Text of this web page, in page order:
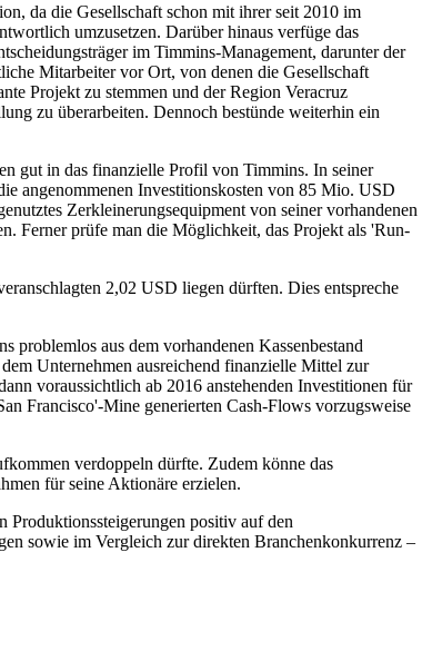
da die Gesellschaft schon mit ihrer seit 2010 im
umzusetzen. Darüber hinaus verfüge das
im Timmins-Management, darunter der
Mitarbeiter vor Ort, von denen die Gesellschaft
Projekt zu stemmen und der Region Veracruz
zu überarbeiten. Dennoch bestünde weiterhin ein
gut in das finanzielle Profil von Timmins. In seiner
angenommenen Investitionskosten von 85 Mio. USD
Zerkleinerungsequipment von seiner vorhandenen
Ferner prüfe man die Möglichkeit, das Projekt als 'Run-
2,02 USD liegen dürften. Dies entspreche
aus dem vorhandenen Kassenbestand
Unternehmen ausreichend finanzielle Mittel zur
voraussichtlich ab 2016 anstehenden Investitionen für
Francisco'-Mine generierten Cash-Flows vorzugsweise
verdoppeln dürfte. Zudem könne das
für seine Aktionäre erzielen.
Produktionssteigerungen positiv auf den
sowie im Vergleich zur direkten Branchenkonkurrenz –